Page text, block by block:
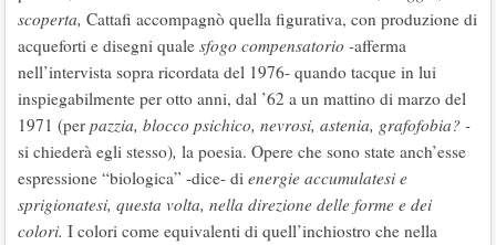
scoperta, Cattafi accompagnò quella figurativa, con produzione di
acqueforti e disegni quale sfogo compensatorio -afferma
nell’intervista sopra ricordata del 1976- quando tacque in lui
inspiegabilmente per otto anni, dal ’62 a un mattino di marzo del
1971 (per pazzia, blocco psichico, nevrosi, astenia, grafofobia? -
si chiederà egli stesso), la poesia. Opere che sono state anch’esse
espressione “biologica” -dice- di energie accumulatesi e
sprigionatesi, questa volta, nella direzione delle forme e dei
colori. I colori come equivalenti di quell’inchiostro che nella